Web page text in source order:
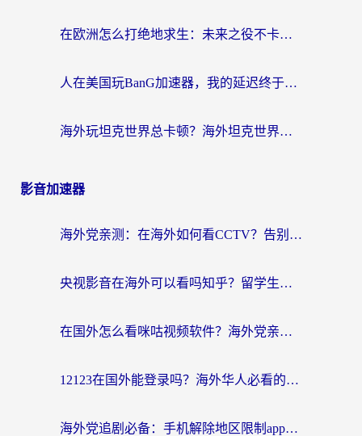
在欧洲怎么打绝地求生：未来之役不卡？留学生亲测的加速器避坑指南
人在美国玩BanG加速器，我的延迟终于绿了
海外玩坦克世界总卡顿？海外坦克世界加速器有哪些？实测好用的选择在这里
影音加速器
海外党亲测：在海外如何看CCTV？告别“仅限大陆播放”的实用指南
央视影音在海外可以看吗知乎？留学生亲测：3步解决地域限制+追剧自由
在国外怎么看咪咕视频软件？海外党亲测有效的回国加速方案
12123在国外能登录吗？海外华人必看的回国加速实用指南
海外党追剧必备：手机解除地区限制app怎么选？解决央视视频&国内剧地区限制全指南